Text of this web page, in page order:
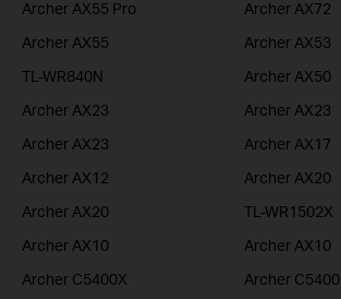
Archer AX55 Pro
Archer AX72
Archer AX55
Archer AX53
TL-WR840N
Archer AX50
Archer AX23
Archer AX23
Archer AX23
Archer AX17
Archer AX12
Archer AX20
Archer AX20
TL-WR1502X
Archer AX10
Archer AX10
Archer C5400X
Archer C5400